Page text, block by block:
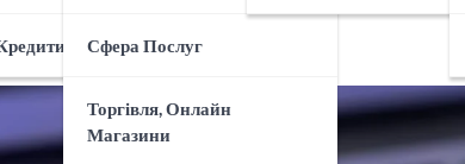
Банки
Сфера Послуг
Торгівля, Онлайн
Магазини